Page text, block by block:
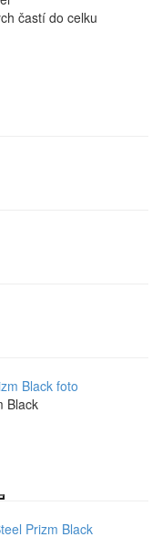
častí do celku
Black